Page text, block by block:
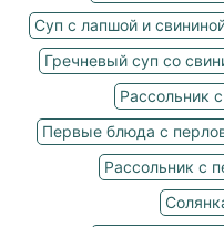
Суп с лапшой и
Гречневый суп со
Рассольник
Первые блюда с
Рассольник с